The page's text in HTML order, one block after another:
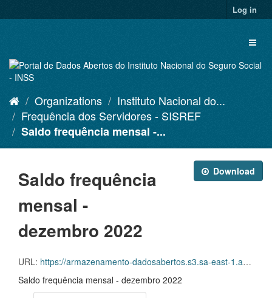
to
Log in
Organizations
Instituto Nacional do...
Frequência dos Servidores - SISREF
Saldo frequência mensal -...
Download
Saldo frequência
mensal -
dezembro 2022
URL: https://armazenamento-dadosabertos.s3.sa-east-1.amazonaws.com/Plano+2016_2018_Grupos+de+dados/INSS+-+Frequ%C3%AAncia+dos+Servidores+-+SISREF/D.SRF.FQS.001.ACSINSS.202212.csv
Saldo frequência mensal - dezembro 2022